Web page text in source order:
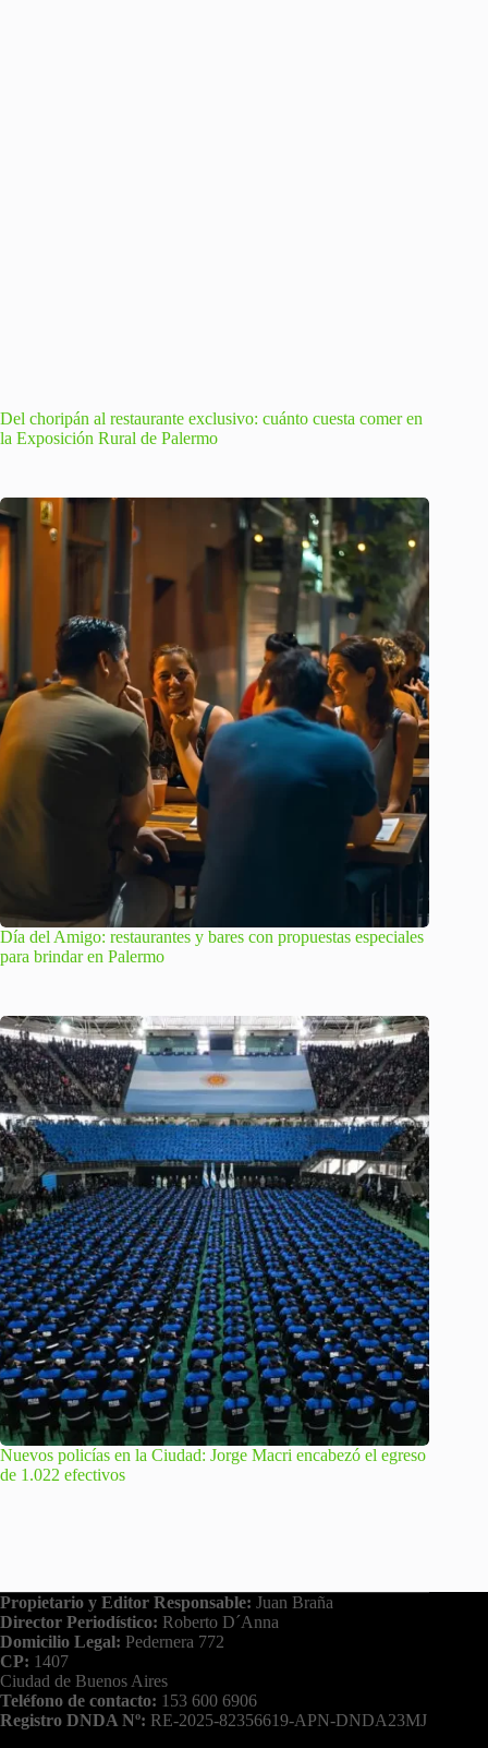
Del choripán al restaurante exclusivo: cuánto cuesta comer en
la Exposición Rural de Palermo
Día del Amigo: restaurantes y bares con propuestas especiales
para brindar en Palermo
Nuevos policías en la Ciudad: Jorge Macri encabezó el egreso
de 1.022 efectivos
Propietario y Editor Responsable: Juan Braña
Director Periodístico: Roberto D´Anna
Domicilio Legal: Pedernera 772
CP: 1407
Ciudad de Buenos Aires
Teléfono de contacto: 153 600 6906
Registro DNDA Nº: RE-2025-82356619-APN-DNDA23MJ